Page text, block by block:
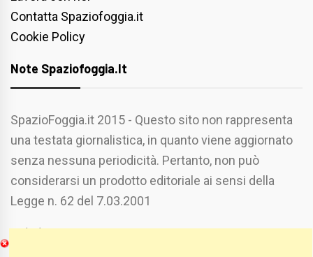
Contatta Spaziofoggia.it
Cookie Policy
Note Spaziofoggia.it
SpazioFoggia.it 2015 - Questo sito non rappresenta
una testata giornalistica, in quanto viene aggiornato
senza nessuna periodicità. Pertanto, non può
considerarsi un prodotto editoriale ai sensi della
Legge n. 62 del 7.03.2001
Chi Siamo